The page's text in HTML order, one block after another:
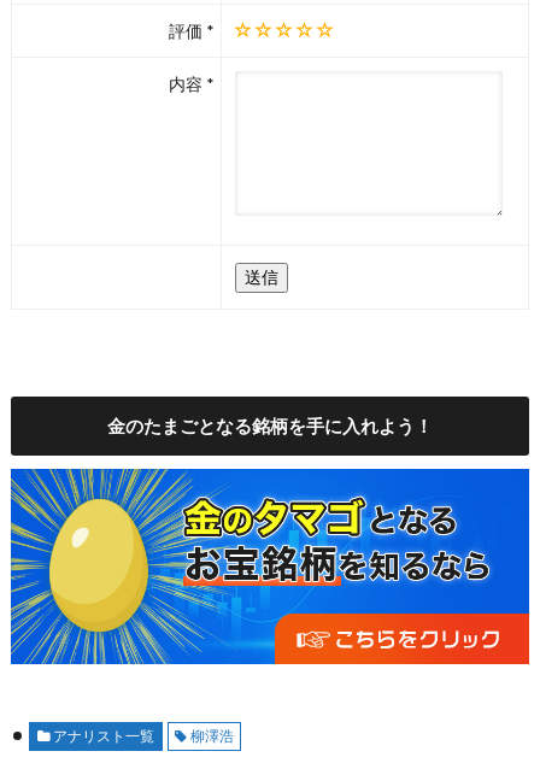
投資家・井村俊哉の戦略を徹底調査｜注
★★★★☆
★★☆☆☆
“井村氏が大量保有報告を出した三井松島
や富山第一銀行などは値動きが激しくな
って影響力が大きすぎて安易に手を出せ
なくなりました。 参考にしたいのだけ
ど、ちょっと怖いですよねー。”
-匿名
評価
内容
金のたまごとなる銘柄を手に入れよう！
アナリスト一覧 柳澤浩